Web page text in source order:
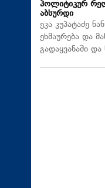
პოლიტიკურ
აბსურდი
ეკა კუპატაძე
ეხმაურება და
გადაყვანაში